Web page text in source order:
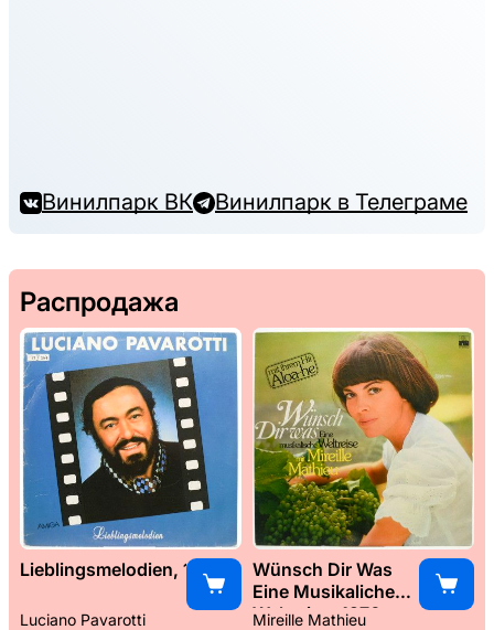
Винилпарк ВК Винилпарк в Телеграме
Распродажа
Lieblingsmelodien, 1989
Luciano Pavarotti
Wünsch Dir Was
Eine Musikaliche
Weltreise, 1976
Mireille Mathieu